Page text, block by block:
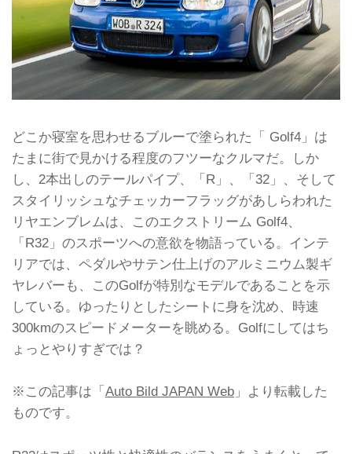
どこか寝室を思わせるブルーで塗られた「 Golf4」は
たまに街で見かける程度のフツーなクルマだ。しか
し、2本出しのテールパイプ、「R」、「32」、そして
スタイリッシュなチェッカーフラッグがあしらわれた
リヤエンブレムは、このエクストリーム Golf4、
「R32」のスポーツへの意欲を物語っている。インテ
リアでは、ペダルやサテン仕上げのアルミニウム製ギ
ヤレバーも、このGolfが特別なモデルであることを示
している。ゆったりとしたシートに身を沈め、時速
300kmのスピードメーターを眺める。Golfにしてはち
ょっとやりすぎでは？
※この記事は「 Auto Bild JAPAN Web 」より転載した
ものです。